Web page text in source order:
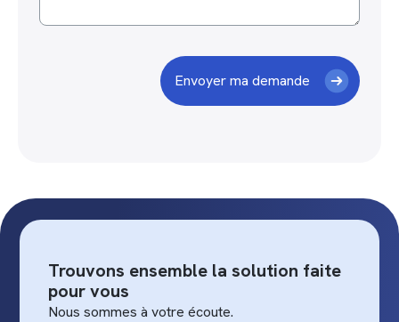
Trouvons ensemble la solution faite
pour vous
Nous sommes à votre écoute.